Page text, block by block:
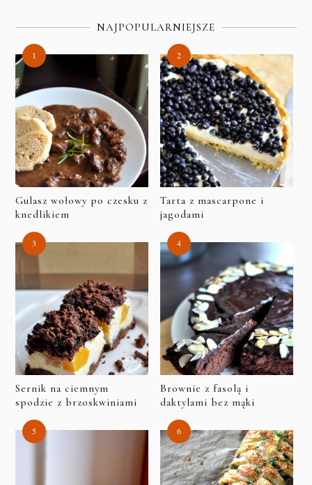
NAJPOPULARNIEJSZE
Gulasz wołowy po czesku z
knedlikiem
Tarta z mascarpone i
jagodami
Sernik na ciemnym
spodzie z brzoskwiniami
Brownie z fasolą i
daktylami bez mąki